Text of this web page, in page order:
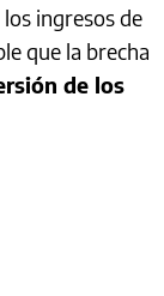
ingresos de
que la brecha
de los